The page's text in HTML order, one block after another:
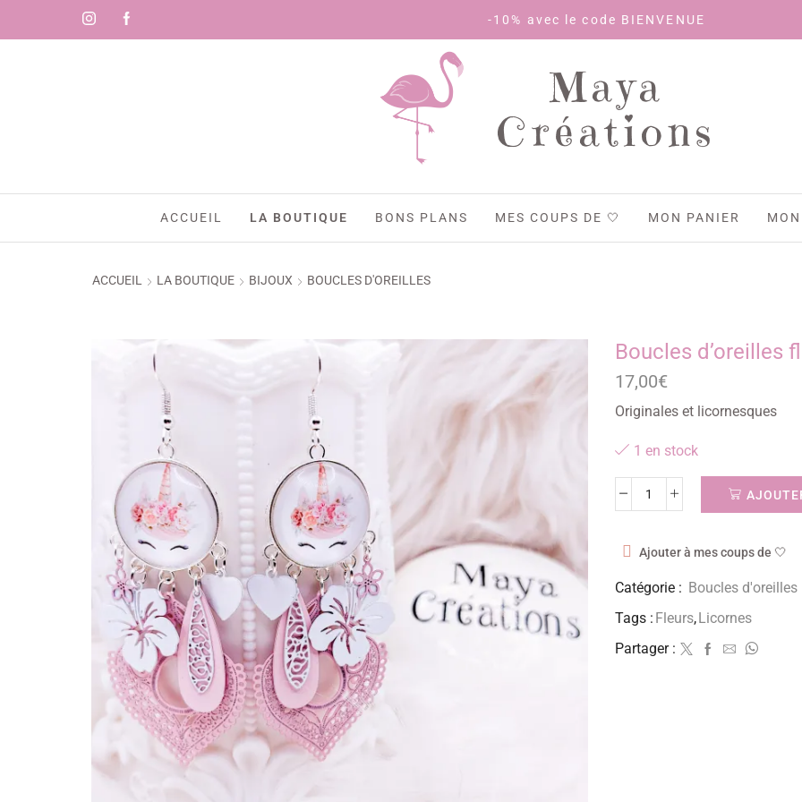
-10% avec le code BIENVENUE
Maya
Créations
ACCUEIL LA BOUTIQUE BONS PLANS MES COUPS DE 🤍 MON PANIER
ACCUEIL LA BOUTIQUE BIJOUX BOUCLES D'OREILLES
Boucles d’oreilles
17,00€
Originales et licornesques
1 en stock
Ajouter à mes coups de 🤍
Catégorie : Boucles d'oreilles
Tags : Fleurs,Licornes
Partager :